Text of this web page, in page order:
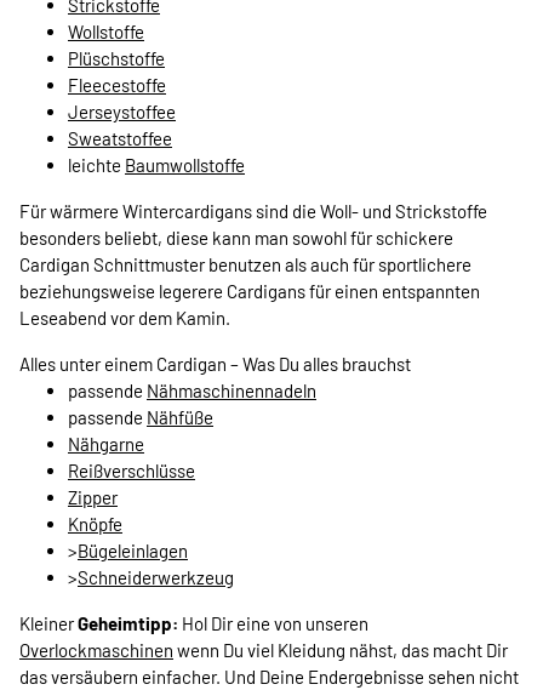
Strickstoffe
Wollstoffe
Plüschstoffe
Fleecestoffe
Jerseystoffee
Sweatstoffee
leichte Baumwollstoffe
Für wärmere Wintercardigans sind die Woll- und Strickstoffe
besonders beliebt, diese kann man sowohl für schickere
Cardigan Schnittmuster benutzen als auch für sportlichere
beziehungsweise legerere Cardigans für einen entspannten
Leseabend vor dem Kamin.
Alles unter einem Cardigan – Was Du alles brauchst
passende Nähmaschinennadeln
passende Nähfüße
Nähgarne
Reißverschlüsse
Zipper
Knöpfe
>Bügeleinlagen
>Schneiderwerkzeug
KleinerGeheimtipp: Hol Dir eine von unseren
Overlockmaschinen wenn Du viel Kleidung nähst, das macht Dir
das versäubern einfacher. Und Deine Endergebnisse sehen nicht